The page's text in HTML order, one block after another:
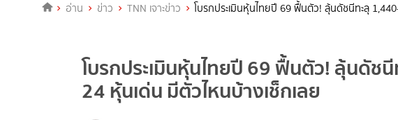
อ่าน ข่าว TNN เจาะข่าว โบรกประเมินหุ้นไทยปี 69 ฟื้นตัว! ลุ้นดัชนีทะลุ
โบรกประเมินหุ้นไทยปี 69 ฟื้นตัว! ลุ้นดัช
24 หุ้นเด่น มีตัวไหนบ้างเช็กเลย